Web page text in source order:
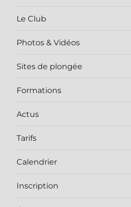
Le Club
Photos & Vidéos
Sites de plongée
Formations
Actus
Tarifs
Calendrier
Inscription